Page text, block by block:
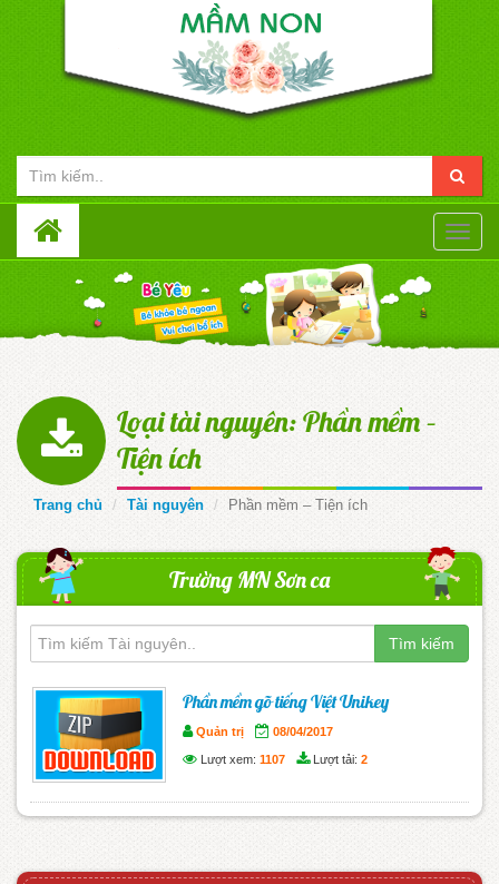
Toggle
Loại tài nguyên: Phần mềm –
Tiện ích
Trang chủ Tài nguyên Phần mềm – Tiện ích
Trường MN Sơn ca
Tìm kiếm
Phần mềm gõ tiếng Việt Unikey
Quản trị 08/04/2017
Lượt xem: 1107 Lượt tải: 2